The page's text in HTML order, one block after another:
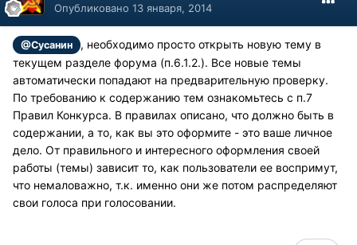
Опубликовано 13 января, 2014
@Сусанин
, необходимо просто открыть новую тему в
текущем разделе форума (п.6.1.2.). Все новые темы
автоматически попадают на предварительную проверку.
По требованию к содержанию тем ознакомьтесь с п.7
Правил Конкурса. В правилах описано, что должно быть в
содержании, а то, как вы это оформите - это ваше личное
дело. От правильного и интересного оформления своей
работы (темы) зависит то, как пользователи ее воспримут,
что немаловажно, т.к. именно они же потом распределяют
свои голоса при голосовании.